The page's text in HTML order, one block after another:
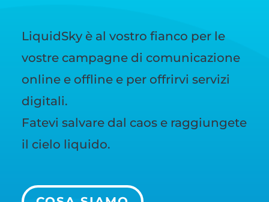
LiquidSky è al vostro fianco per le
vostre campagne di comunicazione
online e offline e per offrirvi servizi
digitali.
Fatevi salvare dal caos e raggiungete
il cielo liquido.